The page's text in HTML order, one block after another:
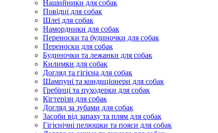
Нашийники для собак
Повідці для собак
Шлеї для собак
Намордники для собак
Переноски та будиночки для собак
Переноски для собак
Будиночки та лежанки для собак
Килимки для собак
Догляд та гігієна для собак
Шампуні та кондиціонери для собак
Гребінці та пуходерки для собак
Кігтерізи для собак
Догляд за зубами для собак
Засоби від запаху та плям для собак
Гігієнічні пелюшки та пояси для собак